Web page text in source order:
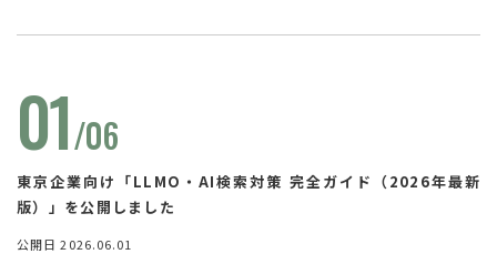
01/06
東京企業向け「LLMO・AI検索対策 完全ガイド（2026年最新
版）」を公開しました
公開日 2026.06.01